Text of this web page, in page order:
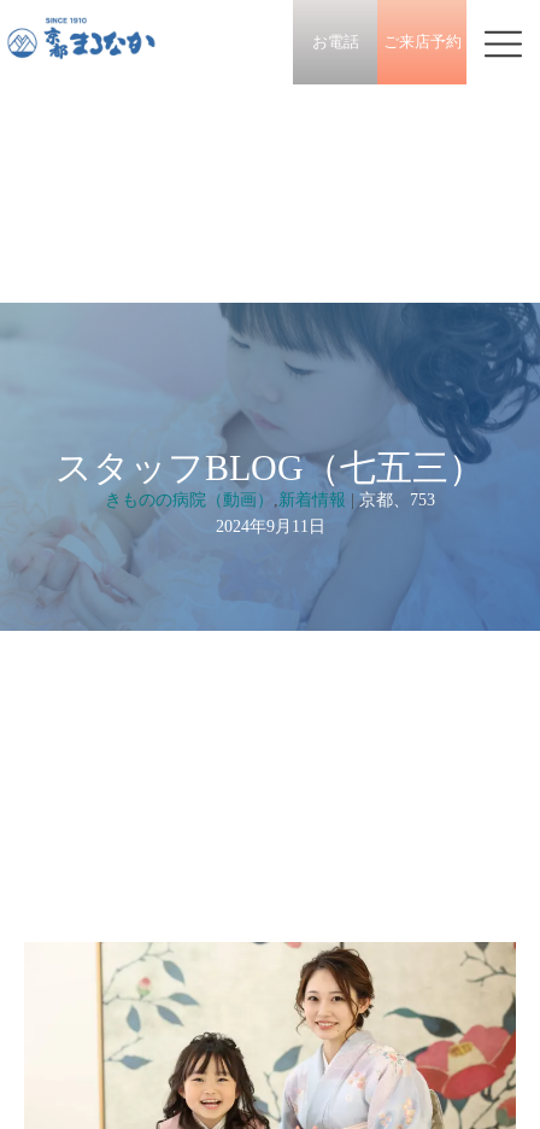
お電話 ご来店予約
スタッフBLOG（七五三）
きものの病院（動画） ,新着情報 |京都、753
2024年9月11日